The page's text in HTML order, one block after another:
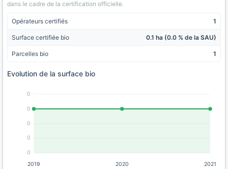
dans le cadre de la certification officielle.
Opérateurs certifiés 1
Surface certifiée bio 0.1 ha (0.0 % de la SAU)
Parcelles bio 1
Evolution de la surface bio
0
0
0
0
0
2019 2020 2021